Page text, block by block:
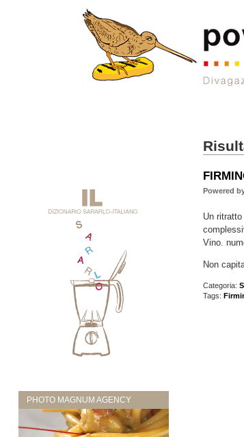
PHOTO MAGNUM AGENCY
Powered
Un
Vino.
Non
Categoria:
Tags: